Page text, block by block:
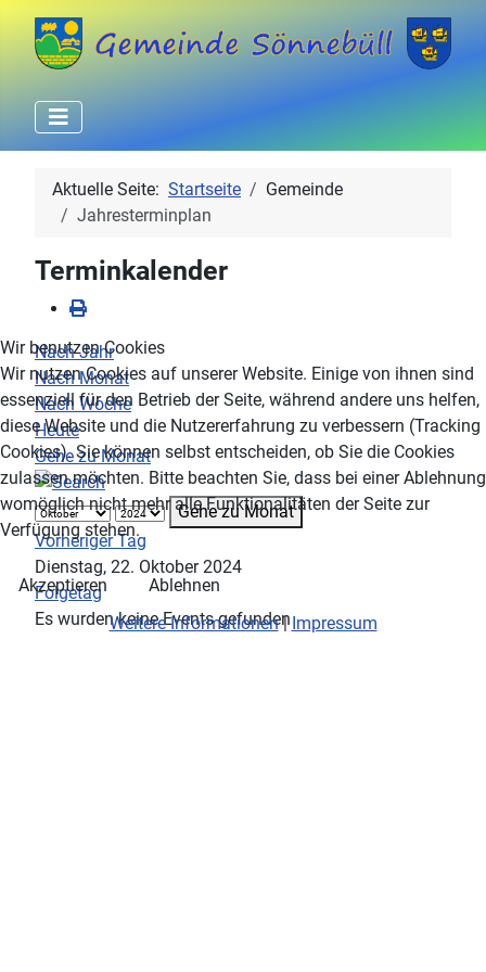
Aktuelle Seite: Startseite
Gemeinde
Jahresterminplan
Terminkalender
Nach Jahr
Nach Monat
Nach Woche
Heute
Gehe zu Monat
Gehe zu Monat
Vorheriger Tag
Dienstag, 22. Oktober 2024
Folgetag
Es wurden keine Events gefunden
Wir benutzen Cookies
Wir nutzen Cookies auf unserer Website. Einige von ihnen sind
essenziell für den Betrieb der Seite, während andere uns helfen,
diese Website und die Nutzererfahrung zu verbessern (Tracking
Cookies). Sie können selbst entscheiden, ob Sie die Cookies
zulassen möchten. Bitte beachten Sie, dass bei einer Ablehnung
womöglich nicht mehr alle Funktionalitäten der Seite zur
Verfügung stehen.
Akzeptieren
Ablehnen
Weitere Informationen|Impressum